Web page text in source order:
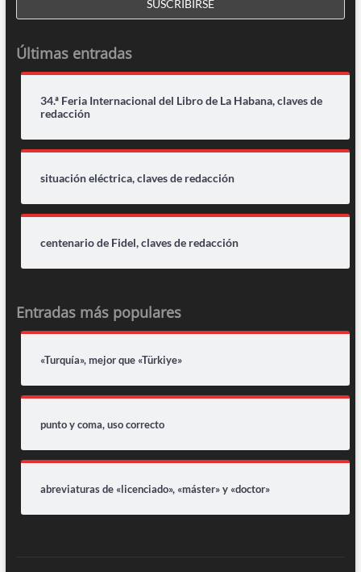
Últimas entradas
34.ª Feria Internacional del Libro de La Habana, claves de
redacción
situación eléctrica, claves de redacción
centenario de Fidel, claves de redacción
Entradas más populares
«Turquía», mejor que «Türkiye»
punto y coma, uso correcto
abreviaturas de «licenciado», «máster» y «doctor»